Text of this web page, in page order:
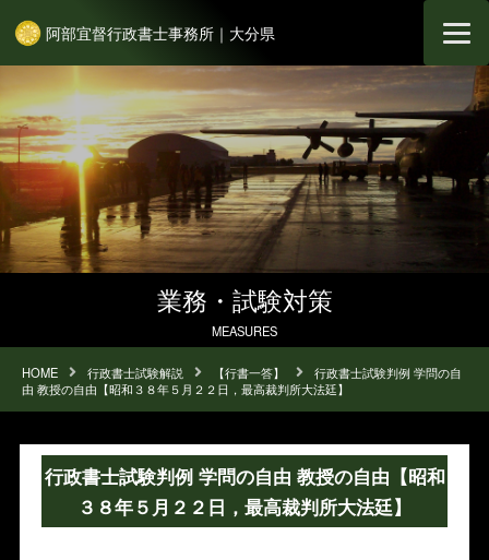
阿部宜督行政書士事務所｜大分県
業務・試験対策
MEASURES
HOME 行政書士試験解説 【行書一答】
行政書士試験判例 学問の自
由 教授の自由【昭和３８年５月２２日，最高裁判所大法廷】
行政書士試験判例 学問の自由 教授の自由【昭和
３８年５月２２日，最高裁判所大法廷】